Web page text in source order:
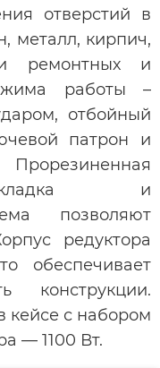
отверстий в
металл, кирпич,
ремонтных и
работы –
отбойный
патрон и
и
позволяют
редуктора
обеспечивает
конструкции.
кейсе с набором
— 1100 Вт.